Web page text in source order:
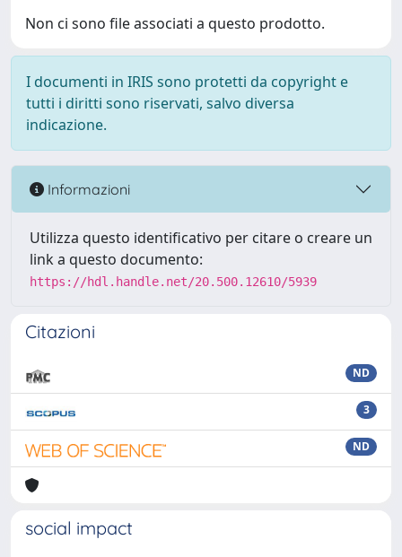
Non ci sono file associati a questo prodotto.
I documenti in IRIS sono protetti da copyright e
tutti i diritti sono riservati, salvo diversa
indicazione.
Informazioni
Utilizza questo identificativo per citare o creare un
link a questo documento:
https://hdl.handle.net/20.500.12610/5939
Citazioni
ND
3
ND
social impact